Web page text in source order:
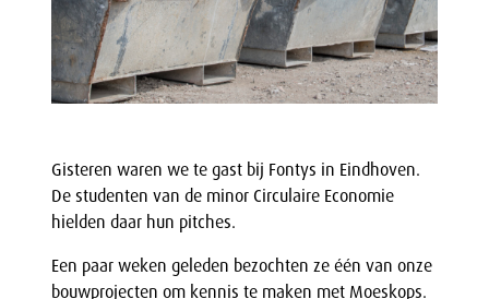
Gisteren waren we te gast bij Fontys in Eindhoven.
De studenten van de minor Circulaire Economie
hielden daar hun pitches.
Een paar weken geleden bezochten ze één van onze
bouwprojecten om kennis te maken met Moeskops.